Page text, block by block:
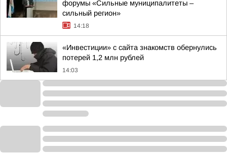
форумы «Сильные муниципалитеты –
сильный регион»
14:18
«Инвестиции» с сайта знакомств обернулись
потерей 1,2 млн рублей
14:03